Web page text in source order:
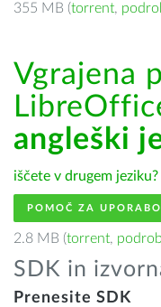
355 MB (torrent,
Vgrajena
angleški
iščete v drugem jeziku?
POMOČ ZA
2.8 MB (torrent,
SDK in
Prenesite SDK